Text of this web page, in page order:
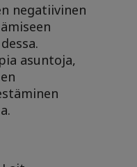
negatiivinen
asuntoja,